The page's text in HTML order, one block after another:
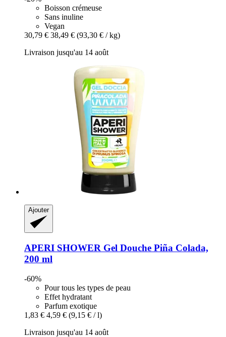
Boisson crémeuse
Sans inuline
Vegan
30,79 € 38,49 € (93,30 € / kg)
Livraison jusqu'au 14 août
Ajouter
APERI SHOWER Gel Douche Piña Colada,
200 ml
-60%
Pour tous les types de peau
Effet hydratant
Parfum exotique
1,83 € 4,59 € (9,15 € / l)
Livraison jusqu'au 14 août